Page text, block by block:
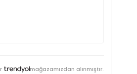
mağazamızdan alınmıştır.